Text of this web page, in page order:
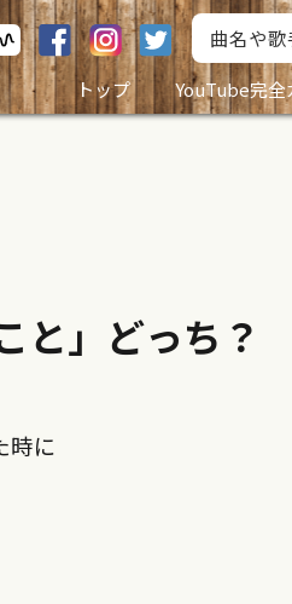
トップ
YouTube完全
と」どっち？
時に